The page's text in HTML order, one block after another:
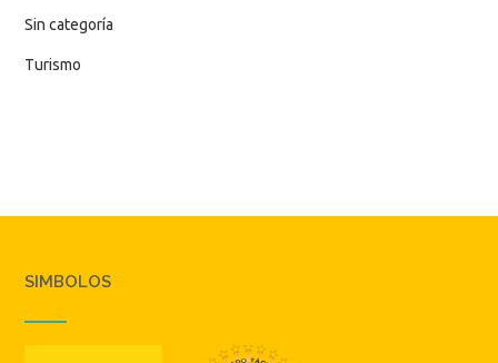
Sin categoría
Turismo
SIMBOLOS